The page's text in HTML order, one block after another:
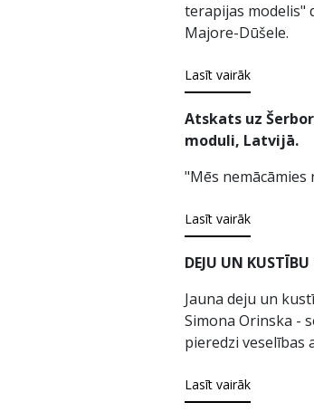
terapijas modelis"
Majore-Dūšele.
Lasīt vairāk
Atskats uz
moduli, Latvijā.
"Mēs nemācāmies
Lasīt vairāk
DEJU UN
Jauna deju un
Simona Orinska -
pieredzi veselības
Lasīt vairāk